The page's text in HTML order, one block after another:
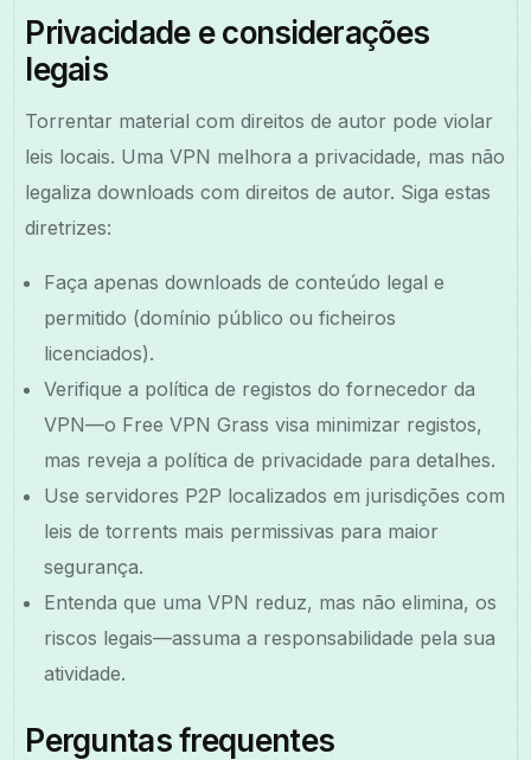
Privacidade e considerações
legais
Torrentar material com direitos de autor pode violar
leis locais. Uma VPN melhora a privacidade, mas não
legaliza downloads com direitos de autor. Siga estas
diretrizes:
Faça apenas downloads de conteúdo legal e
permitido (domínio público ou ficheiros
licenciados).
Verifique a política de registos do fornecedor da
VPN—o Free VPN Grass visa minimizar registos,
mas reveja a política de privacidade para detalhes.
Use servidores P2P localizados em jurisdições com
leis de torrents mais permissivas para maior
segurança.
Entenda que uma VPN reduz, mas não elimina, os
riscos legais—assuma a responsabilidade pela sua
atividade.
Perguntas frequentes